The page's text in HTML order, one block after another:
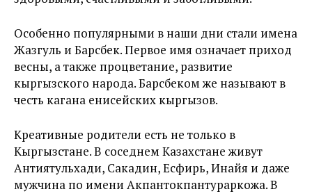
Особенно популярными в наши дни стали имена
Жазгуль и Барсбек. Первое имя означает приход
весны, а также процветание, развитие
кыргызского народа. Барсбеком же называют в
честь кагана енисейских кыргызов.
Креативные родители есть не только в
Кыргызстане. В соседнем Казахстане живут
Антиятульхади, Сакадин, Есфирь, Инайя и даже
мужчина по имени Акпантокпантураркожа. В